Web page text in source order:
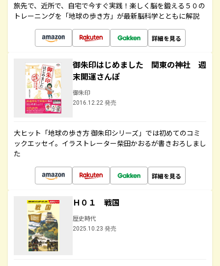
旅先で、近所で、自宅で今すぐ実践！楽しく脳を鍛える５０の
トレーニングを「地球の歩き方」が最新脳科学とともに解説
詳細を見る
御朱印はじめました 関東の神社 週
末開運さんぽ
御朱印
2016.12.22 発売
大ヒット「地球の歩き方 御朱印シリーズ」では初めてのコミ
ックエッセイ。イラストレーター柴田かおるが書きおろしまし
た
詳細を見る
Ｈ０１ 戦国
歴史時代
2025.10.23 発売